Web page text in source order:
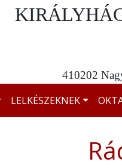
410202
LELKÉSZEKNEK